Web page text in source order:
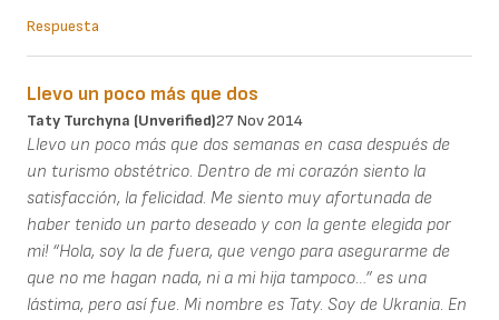
Respuesta
Llevo un poco más que dos
Taty Turchyna (unverified)27 Nov 2014
Llevo un poco más que dos semanas en casa después de
un turismo obstétrico. Dentro de mi corazón siento la
satisfacción, la felicidad. Me siento muy afortunada de
haber tenido un parto deseado y con la gente elegida por
mi! “Hola, soy la de fuera, que vengo para asegurarme de
que no me hagan nada, ni a mi hija tampoco…” es una
lástima, pero así fue. Mi nombre es Taty. Soy de Ukrania. En